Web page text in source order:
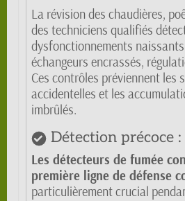
La révision des chaudières,
des techniciens qualifiés
dysfonctionnements
échangeurs encrassés,
Ces contrôles préviennent les
accidentelles et les
imbrûlés.
Détection précoce
Les détecteurs de fumée
première ligne de défense
particulièrement crucial